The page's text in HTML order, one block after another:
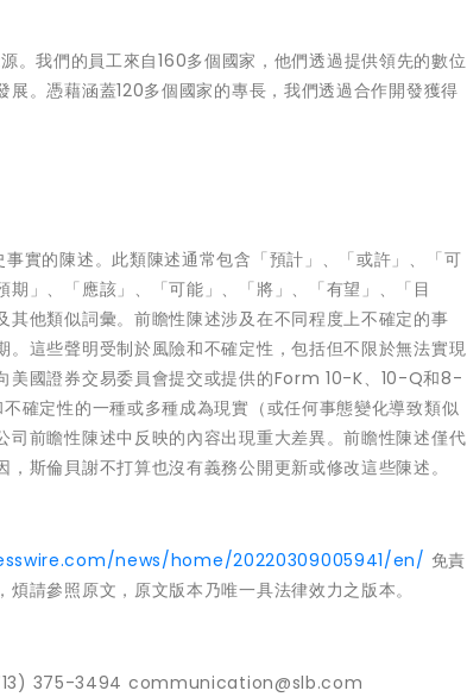
。我們的員工來自160多個國家，他們透過提供領先的數位
。憑藉涵蓋120多個國家的專長，我們透過合作開發獲得
實的陳述。此類陳述通常包含「預計」、「或許」、「可
」、「應該」、「可能」、「將」、「有望」、「目
他類似詞彙。前瞻性陳述涉及在不同程度上不確定的事
這些聲明受制於風險和不確定性，包括但不限於無法實現
美國證券交易委員會提交或提供的Form 10-K、10-Q和8-
確定性的一種或多種成為現實（或任何事態變化導致類似
前瞻性陳述中反映的內容出現重大差異。前瞻性陳述僅代
斯倫貝謝不打算也沒有義務公開更新或修改這些陳述。
news/home/20220309005941/en/ 免責
請參照原文，原文版本乃唯一具法律效力之版本。
(713) 375-3494 communication@slb.com